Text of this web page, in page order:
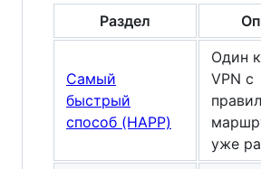
Раздел
Самый
быстрый
способ (HAPP)
Один
VPN с
уже